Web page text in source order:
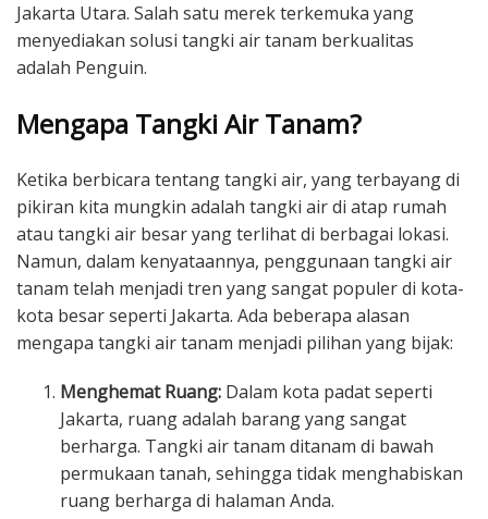
Jakarta Utara. Salah satu merek terkemuka yang
menyediakan solusi tangki air tanam berkualitas
adalah Penguin.
Mengapa Tangki Air Tanam?
Ketika berbicara tentang tangki air, yang terbayang di
pikiran kita mungkin adalah tangki air di atap rumah
atau tangki air besar yang terlihat di berbagai lokasi.
Namun, dalam kenyataannya, penggunaan tangki air
tanam telah menjadi tren yang sangat populer di kota-
kota besar seperti Jakarta. Ada beberapa alasan
mengapa tangki air tanam menjadi pilihan yang bijak:
Menghemat Ruang: Dalam kota padat seperti
Jakarta, ruang adalah barang yang sangat
berharga. Tangki air tanam ditanam di bawah
permukaan tanah, sehingga tidak menghabiskan
ruang berharga di halaman Anda.